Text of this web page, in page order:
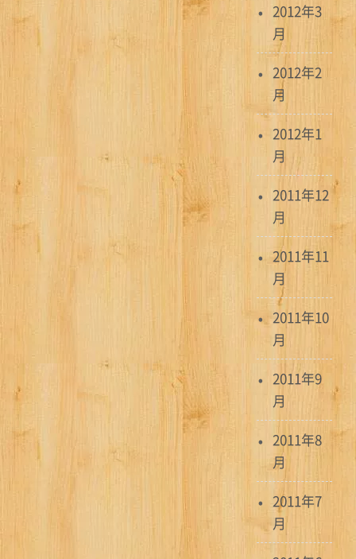
2012年3
月
2012年2
月
2012年1
月
2011年12
月
2011年11
月
2011年10
月
2011年9
月
2011年8
月
2011年7
月